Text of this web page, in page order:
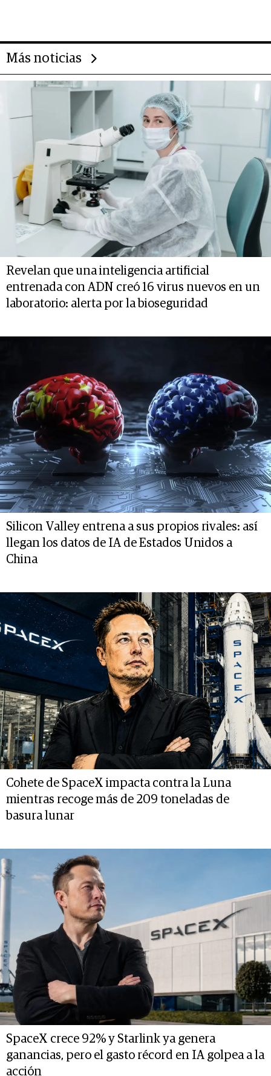
Más noticias
Revelan que una inteligencia artificial
entrenada con ADN creó 16 virus nuevos en un
laboratorio: alerta por la bioseguridad
Silicon Valley entrena a sus propios rivales: así
llegan los datos de IA de Estados Unidos a
China
Cohete de SpaceX impacta contra la Luna
mientras recoge más de 209 toneladas de
basura lunar
SpaceX crece 92% y Starlink ya genera
ganancias, pero el gasto récord en IA golpea a la
acción